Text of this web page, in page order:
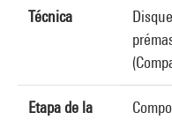
Técnica
Etapa de la